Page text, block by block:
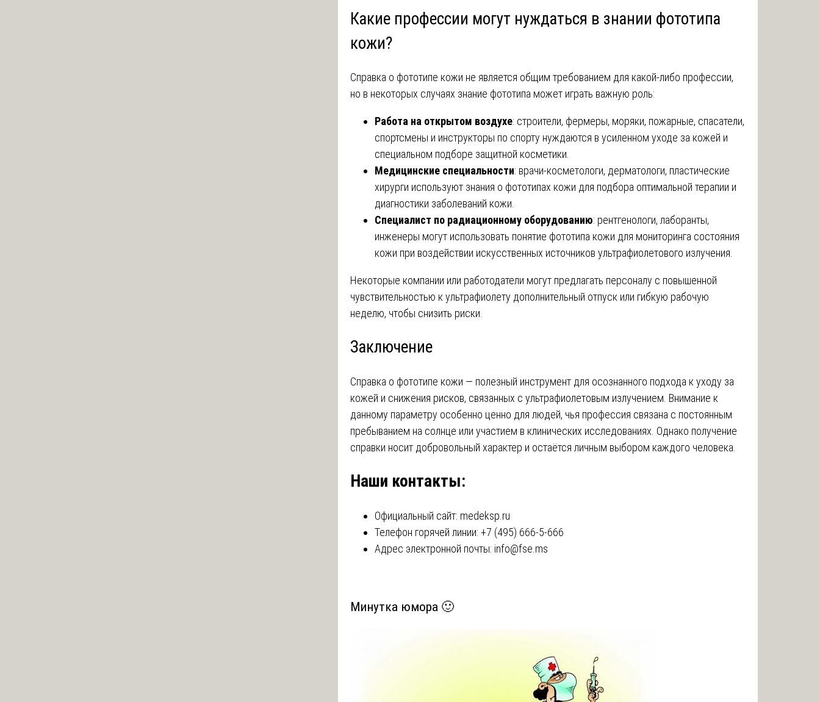
Какие профессии могут нуждаться в знании фототипа
кожи?
Справка о фототипе кожи не является общим требованием для какой-либо профессии,
но в некоторых случаях знание фототипа может играть важную роль:
Работа на открытом воздухе: строители, фермеры, моряки, пожарные, спасатели,
спортсмены и инструкторы по спорту нуждаются в усиленном уходе за кожей и
специальном подборе защитной косметики.
Медицинские специальности: врачи-косметологи, дерматологи, пластические
хирурги используют знания о фототипах кожи для подбора оптимальной терапии и
диагностики заболеваний кожи.
Специалист по радиационному оборудованию: рентгенологи, лаборанты,
инженеры могут использовать понятие фототипа кожи для мониторинга состояния
кожи при воздействии искусственных источников ультрафиолетового излучения.
Некоторые компании или работодатели могут предлагать персоналу с повышенной
чувствительностью к ультрафиолету дополнительный отпуск или гибкую рабочую
неделю, чтобы снизить риски.
Заключение
Справка о фототипе кожи — полезный инструмент для осознанного подхода к уходу за
кожей и снижения рисков, связанных с ультрафиолетовым излучением. Внимание к
данному параметру особенно ценно для людей, чья профессия связана с постоянным
пребыванием на солнце или участием в клинических исследованиях. Однако получение
справки носит добровольный характер и остаётся личным выбором каждого человека.
Наши контакты:
Официальный сайт: medeksp.ru
Телефон горячей линии: +7 (495) 666-5-666
Адрес электронной почты: info@fse.ms
Минутка юмора 🙂